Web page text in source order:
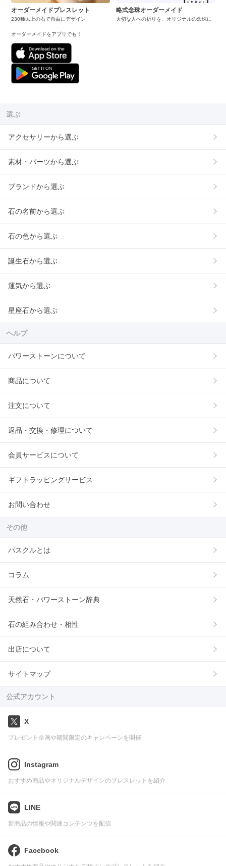
オーダーメイドブレスレット
230種以上の石で自由にデザイン
オーダーメイドをアプリでも！
略式念珠オーダーメイド
大切な人への祈りを、オリジナルの念珠に
選ぶ
アクセサリーから選ぶ
素材・パーツから選ぶ
ブランドから選ぶ
石の名前から選ぶ
石の色から選ぶ
誕生石から選ぶ
運気から選ぶ
星座石から選ぶ
ヘルプ
パワーストーンについて
商品について
注文について
返品・交換・修理について
会員サービスについて
ギフトラッピングサービス
お問い合わせ
その他
パスクルとは
コラム
天然石・パワーストーン辞典
石の組み合わせ・相性
出店について
サイトマップ
公式アカウント
X
プレゼント企画や期間限定のキャンペーンを開催
Instagram
おすすめ商品やオリジナルデザインのブレスレットを紹介
LINE
新商品の情報や関連コンテンツを配信
Facebook